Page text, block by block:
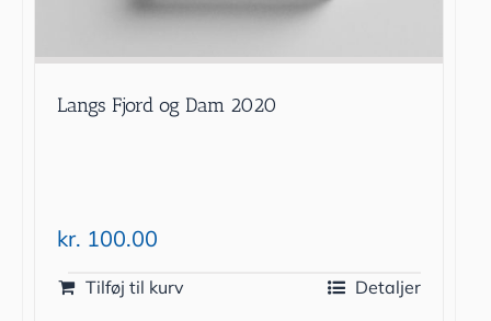
Langs Fjord og Dam 2020
kr. 100.00
Tilføj til kurv Detaljer